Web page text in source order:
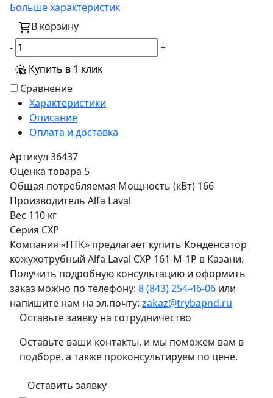
Больше характеристик
В корзину
-
+
Купить в 1 клик
Сравнение
Характеристики
Описание
Оплата и доставка
Артикул 36437
Оценка товара 5
Общая потребляемая Мощность (кВт) 166
Производитель Alfa Laval
Вес 110 кг
Серия CXP
Компания «ПТК» предлагает купить Конденсатор
кожухотрубный Alfa Laval CXP 161-M-1P в Казани.
Получить подробную консультацию и оформить
заказ можно по телефону: 8 (843) 254-46-06 или
напишите нам на эл.почту: zakaz@trybapnd.ru
Оставьте заявку на сотрудничество
Оставьте ваши контакты, и мы поможем вам в
подборе, а также проконсультируем по цене.
Оставить заявку